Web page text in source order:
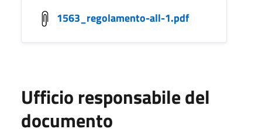
1563_regolamento-all-1.pdf
Ufficio responsabile del
documento